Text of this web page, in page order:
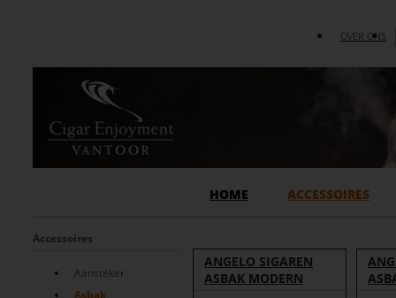
OVER ONS
HOME ACCESSOIRES
Accessoires
Aansteker
Asbak
ANGELO SIGAREN
ASBAK MODERN